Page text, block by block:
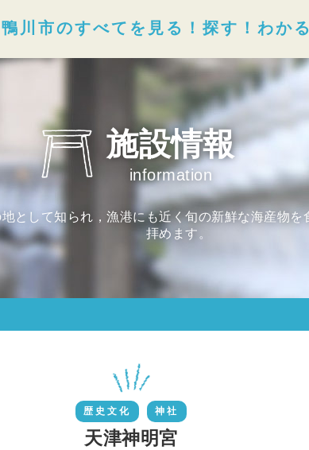
川市のすべてを見る！探す！わか
施設情報
information
として知られ，漁港にも近く旬の新鮮な海産物
拝めます。
歴史文化 神社
天津神明宮